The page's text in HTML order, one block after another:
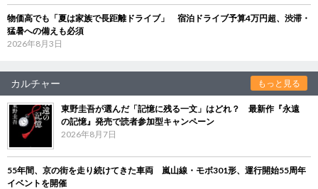
物価高でも「夏は家族で長距離ドライブ」 宿泊ドライブ予算4万円超、渋滞・
猛暑への備えも必須
2026年8月3日
カルチャー もっと見る
東野圭吾が選んだ「記憶に残る一文」はどれ？ 最新作『永遠
の記憶』発売で読者参加型キャンペーン
2026年8月7日
55年間、京の街を走り続けてきた車両 嵐山線・モボ301形、運行開始55周年
イベントを開催